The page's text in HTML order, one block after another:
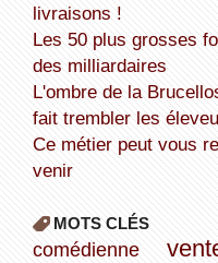
livraisons !
Les 50 plus grosses fortunes de France sont tous
des milliardaires
L'ombre de la Brucellose : Comment une bactérie
fait trembler les
Ce métier peut vous rendre riche dans les années à
venir
MOTS CLÉS
comédienne